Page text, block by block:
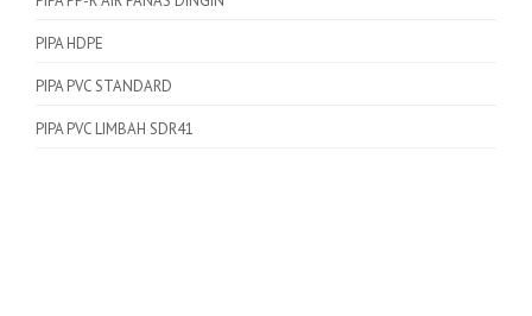
PIPA HDPE
PIPA PVC STANDARD
PIPA PVC LIMBAH SDR41